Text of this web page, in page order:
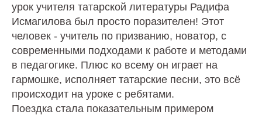
урок учителя татарской литературы Радифа
Исмагилова был просто поразителен! Этот
человек - учитель по призванию, новатор, с
современными подходами к работе и методами
в педагогике. Плюс ко всему он играет на
гармошке, исполняет татарские песни, это всё
происходит на уроке с ребятами.
Поездка стала показательным примером